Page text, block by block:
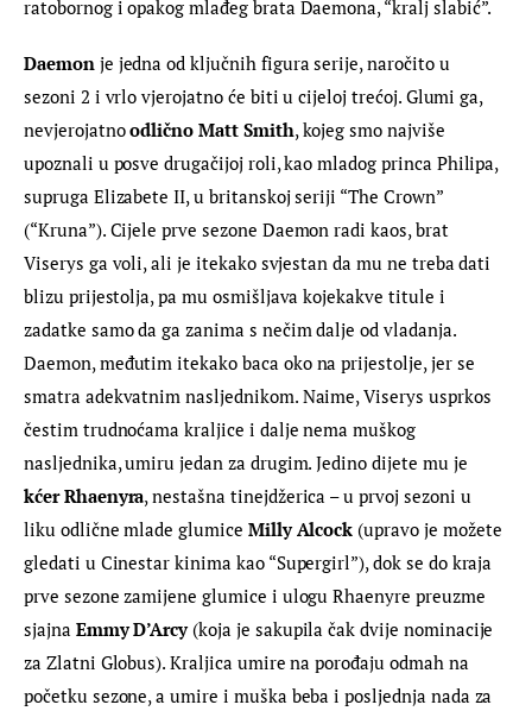
ratobornog i opakog mlađeg brata Daemona, “kralj slabić”.
Daemon je jedna od ključnih figura serije, naročito u
sezoni 2 i vrlo vjerojatno će biti u cijeloj trećoj. Glumi ga,
nevjerojatno odlično Matt Smith, kojeg smo najviše
upoznali u posve drugačijoj roli, kao mladog princa Philipa,
supruga Elizabete II, u britanskoj seriji “The Crown”
(“Kruna”). Cijele prve sezone Daemon radi kaos, brat
Viserys ga voli, ali je itekako svjestan da mu ne treba dati
blizu prijestolja, pa mu osmišljava kojekakve titule i
zadatke samo da ga zanima s nečim dalje od vladanja.
Daemon, međutim itekako baca oko na prijestolje, jer se
smatra adekvatnim nasljednikom. Naime, Viserys usprkos
čestim trudnoćama kraljice i dalje nema muškog
nasljednika, umiru jedan za drugim. Jedino dijete mu je
kćer Rhaenyra, nestašna tinejdžerica – u prvoj sezoni u
liku odlične mlade glumice Milly Alcock (upravo je možete
gledati u Cinestar kinima kao “Supergirl”), dok se do kraja
prve sezone zamijene glumice i ulogu Rhaenyre preuzme
sjajna Emmy D’Arcy (koja je sakupila čak dvije nominacije
za Zlatni Globus). Kraljica umire na porođaju odmah na
početku sezone, a umire i muška beba i posljednja nada za